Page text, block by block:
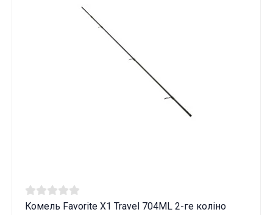
Комель Favorite X1 Travel 704ML 2-ге коліно